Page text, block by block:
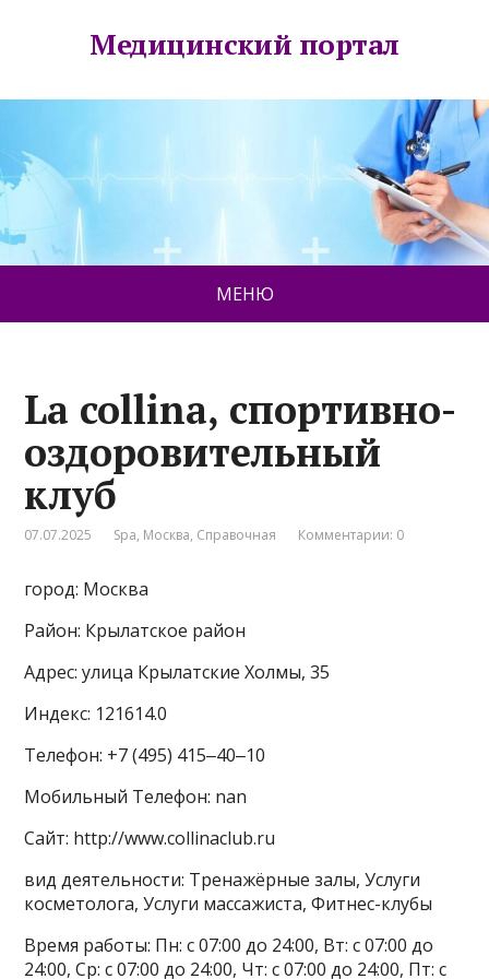
Медицинский портал
МЕНЮ
La collina, спортивно-
оздоровительный
клуб
07.07.2025 Spa, Москва, Справочная Комментарии: 0
город: Москва
Район: Крылатское район
Адрес: улица Крылатские Холмы, 35
Индекс: 121614.0
Телефон: +7 (495) 415‒40‒10
Мобильный Телефон: nan
Сайт: http://www.collinaclub.ru
вид деятельности: Тренажёрные залы, Услуги
косметолога, Услуги массажиста, Фитнес-клубы
Время работы: Пн: с 07:00 до 24:00, Вт: с 07:00 до
24:00, Ср: с 07:00 до 24:00, Чт: с 07:00 до 24:00, Пт: с